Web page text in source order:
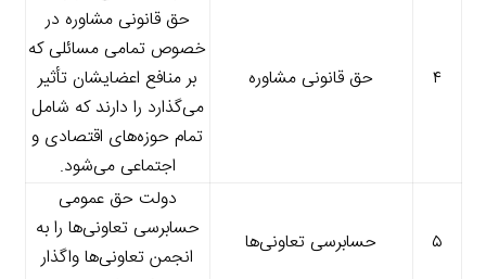
۴ حق قانونی مشاوره
حق قانونی مشاوره در
خصوص تمامی مسائلی که
بر منافع اعضایشان تأثیر
می‌گذارد را دارند که شامل
تمام حوزه‌های اقتصادی و
اجتماعی می‌شود.
۵ حسابرسی تعاونی‌ها
دولت حق عمومی
حسابرسی تعاونی‌ها را به
انجمن تعاونی‌ها واگذار